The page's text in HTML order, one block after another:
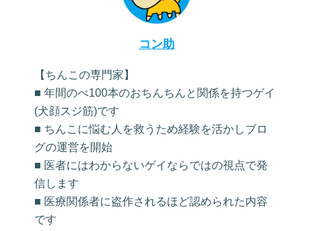
コン助
【ちんこの専門家】
■ 年間のべ100本のおちんちんと関係を持つゲイ
(犬顔スジ筋)です
■ ちんこに悩む人を救うため経験を活かしブロ
グの運営を開始
■ 医者にはわからないゲイならではの視点で発
信します
■ 医療関係者に盗作されるほど認められた内容
です